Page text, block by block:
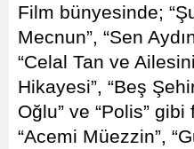
Film bünyesinde;
Mecnun”, “Sen
“Celal Tan ve
Hikayesi”, “Beş
Oğlu” ve “Polis” gibi
“Acemi Müezzin”,